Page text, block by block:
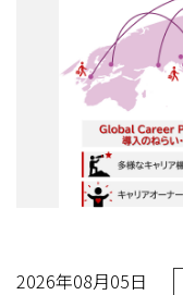
2026年08月05日